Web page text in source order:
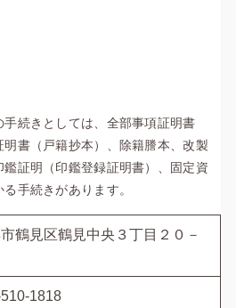
続きとしては、全部事項証明書
明書（戸籍抄本）、除籍謄本、改製
証明（印鑑登録証明書）、固定資
手続きがあります。
鶴見区鶴見中央３丁目２０－
1818